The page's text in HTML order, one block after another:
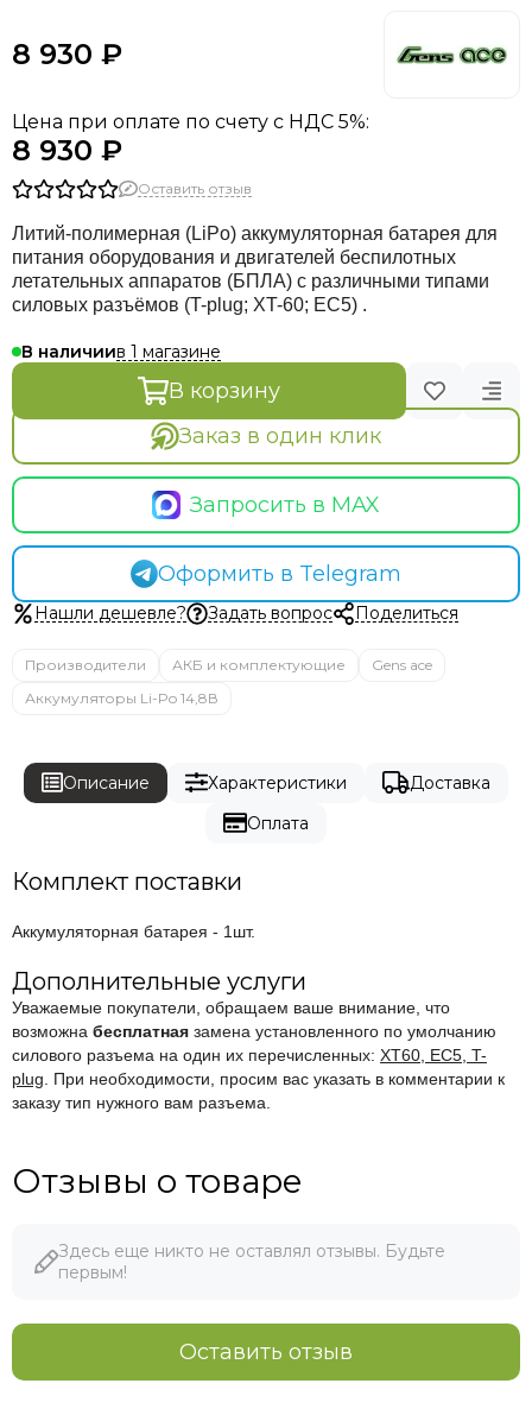
8 930 ₽
Цена при оплате по счету с НДС 5%:
8 930 ₽
Оставить отзыв
Литий-полимерная (LiPo) аккумуляторная батарея для
питания оборудования и двигателей беспилотных
летательных аппаратов (БПЛА) с различными типами
силовых разъёмов (T-plug; XT-60; EC5) .
В наличиив 1 магазине
В корзину
Заказ в один клик
Запросить в MAX
Оформить в Telegram
Нашли дешевле? Задать вопрос Поделиться
Производители АКБ и комплектующие
Gens ace
Аккумуляторы Li-Po 14,8В
Описание Характеристики
Доставка
Оплата
Комплект поставки
Аккумуляторная батарея - 1шт.
Дополнительные услуги
Уважаемые покупатели, обращаем ваше внимание, что
возможна бесплатная замена установленного по умолчанию
силового разъема на один их перечисленных: XT60, EC5, T-
plug . При необходимости, просим вас указать в комментарии к
заказу тип нужного вам разъема.
Отзывы о товаре
Здесь еще никто не оставлял отзывы. Будьте
первым!
Оставить отзыв